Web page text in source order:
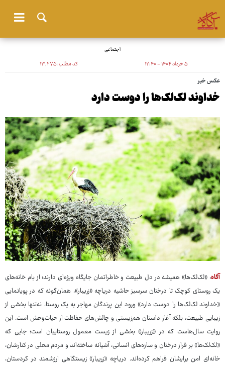
اجتماعی
۵ خرداد ۱۴۰۴ - ۱۲:۴۰ کد مطلب:۱۳٬۲۷۵
عکس خبر
خداوند لک‌لک‌ها را دوست دارد
آگاه: «لک‌لک‌ها» همیشه در دل طبیعت و خاطراتمان جایگاه ویژه‌ای دارند؛ از بام خانه‌های
یک روستای کوچک تا درختان سرسبز حاشیه دریاچه «زریبار»، همان‌گونه که در پویانمایی
«خداوند لک‌لک‌ها را دوست دارد» ورود این پرندگان مهاجر به یک روستا، نه‌تنها بخشی از
زیبایی طبیعت، بلکه آغاز داستان هم‌زیستی و چالش‌های حفاظت از حیات‌وحش است. این
روایت سال‌هاست که در «زریبار» بخشی از زیست معمول روستاییان است؛ جایی که
«لک‌لک‌ها» بر فراز درختان و سازه‌های انسانی، آشیانه ساخته‌اند و مردم محلی در کنارشان،
خانه‌ای امن برایشان فراهم کرده‌اند. دریاچه «زریبار» زیستگاهی ارزشمند در کردستان،